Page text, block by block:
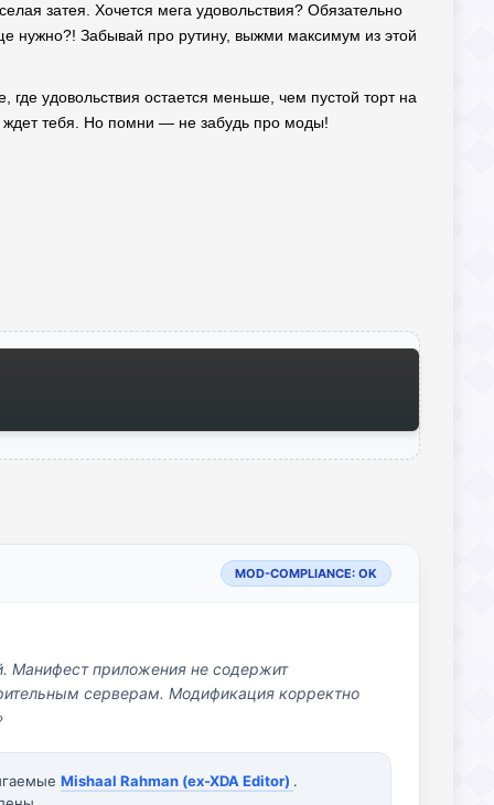
затея. Хочется мега удовольствия? Обязательно
нужно?! Забывай про рутину, выжми максимум из этой
удовольствия остается меньше, чем пустой торт на
тебя. Но помни — не забудь про моды!
MOD-COMPLIANCE: OK
Манифест приложения не содержит
серверам. Модификация корректно
Mishaal Rahman (ex-XDA Editor) .